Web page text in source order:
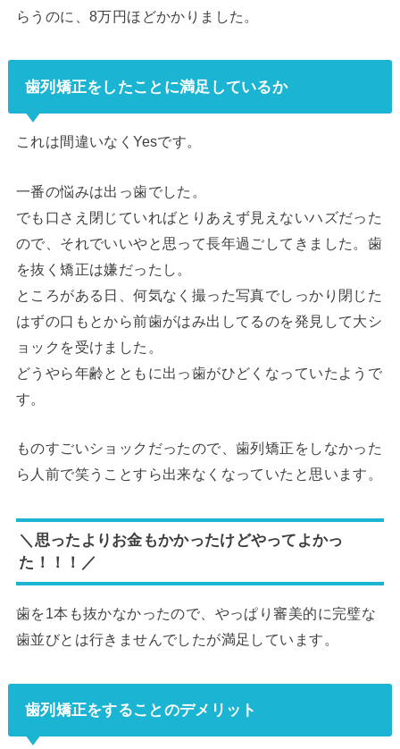
らうのに、8万円ほどかかりました。
歯列矯正をしたことに満足しているか
これは間違いなくYesです。
一番の悩みは出っ歯でした。
でも口さえ閉じていればとりあえず見えないハズだった
ので、それでいいやと思って長年過ごしてきました。歯
を抜く矯正は嫌だったし。
ところがある日、何気なく撮った写真でしっかり閉じた
はずの口もとから前歯がはみ出してるのを発見して大シ
ョックを受けました。
どうやら年齢とともに出っ歯がひどくなっていたようで
す。
ものすごいショックだったので、歯列矯正をしなかった
ら人前で笑うことすら出来なくなっていたと思います。
＼思ったよりお金もかかったけどやってよかっ
た！！！／
歯を1本も抜かなかったので、やっぱり審美的に完璧な
歯並びとは行きませんでしたが満足しています。
歯列矯正をすることのデメリット